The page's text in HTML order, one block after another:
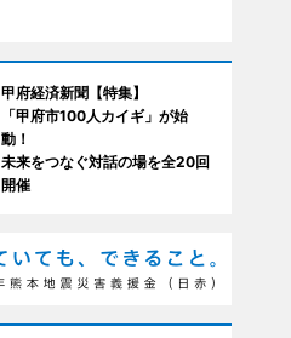
甲府経済新聞【特集】
「甲府市100人カイギ」が始
動！
未来をつなぐ対話の場を全20回
開催